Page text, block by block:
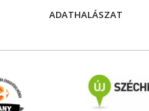
ADATHALÁSZAT